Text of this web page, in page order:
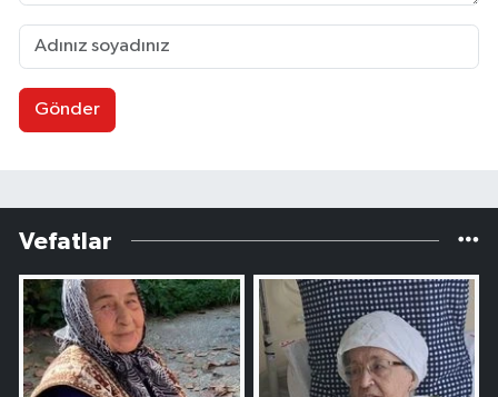
Gönder
Vefatlar